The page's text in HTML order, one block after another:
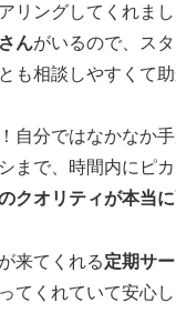
リングしてくれま
んがいるので、ス
も相談しやすくて助
自分ではなかなか
まで、時間内にピ
クオリティが本当
来てくれる定期サ
てくれていて安心